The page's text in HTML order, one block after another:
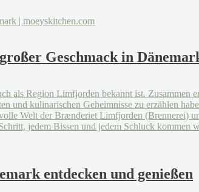
Geschmack in
entdecken und genießen